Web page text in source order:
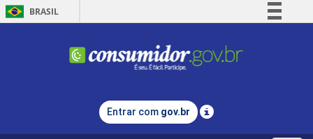
BRASIL
Comunica BR
Legislação
Entrar com gov.br